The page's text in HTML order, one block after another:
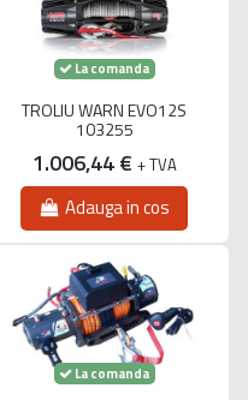
La comanda
TROLIU WARN EVO12S
103255
1.006,44 € + TVA
Adauga in cos
La comanda